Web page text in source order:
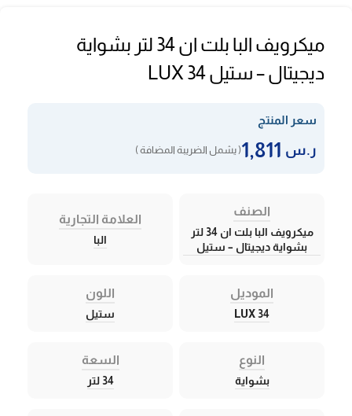
ميكرويف البا بلت ان 34 لتر بشواية
ديجيتال – ستيل LUX 34
سعر المنتج
ر.س ( يشمل الضريبة المضافة )
الصنف
ميكرويف البا بلت ان 34 لتر
بشواية ديجيتال – ستيل
العلامة التجارية
البا
الموديل
LUX 34
اللون
ستيل
النوع
بشواية
السعة
34 لتر